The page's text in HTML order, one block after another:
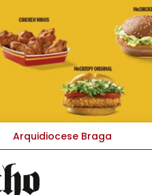
Arquidiocese Braga